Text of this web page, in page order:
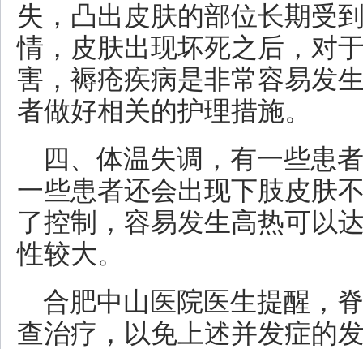
失，凸出皮肤的部位长期受
情，皮肤出现坏死之后，对
害，褥疮疾病是非常容易发
者做好相关的护理措施。
四、体温失调，有一些患
一些患者还会出现下肢皮肤
了控制，容易发生高热可以
性较大。
合肥中山医院医生提醒，
查治疗，以免上述并发症的